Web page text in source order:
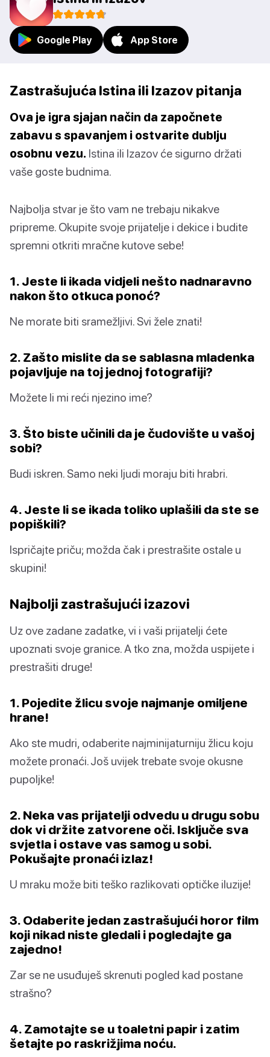
Google Play App Store
Zastrašujuća Istina ili Izazov pitanja
Ova je igra sjajan način da započnete
zabavu s spavanjem i ostvarite dublju
osobnu vezu. Istina ili Izazov će sigurno držati
vaše goste budnima.
Najbolja stvar je što vam ne trebaju nikakve
pripreme. Okupite svoje prijatelje i dekice i budite
spremni otkriti mračne kutove sebe!
1. Jeste li ikada vidjeli nešto nadnaravno
nakon što otkuca ponoć?
Ne morate biti sramežljivi. Svi žele znati!
2. Zašto mislite da se sablasna mladenka
pojavljuje na toj jednoj fotografiji?
Možete li mi reći njezino ime?
3. Što biste učinili da je čudovište u vašoj
sobi?
Budi iskren. Samo neki ljudi moraju biti hrabri.
4. Jeste li se ikada toliko uplašili da ste se
popiškili?
Ispričajte priču; možda čak i prestrašite ostale u
skupini!
Najbolji zastrašujući izazovi
Uz ove zadane zadatke, vi i vaši prijatelji ćete
upoznati svoje granice. A tko zna, možda uspijete i
prestrašiti druge!
1. Pojedite žlicu svoje najmanje omiljene
hrane!
Ako ste mudri, odaberite najminijaturniju žlicu koju
možete pronaći. Još uvijek trebate svoje okusne
pupoljke!
2. Neka vas prijatelji odvedu u drugu sobu
dok vi držite zatvorene oči. Isključe sva
svjetla i ostave vas samog u sobi.
Pokušajte pronaći izlaz!
U mraku može biti teško razlikovati optičke iluzije!
3. Odaberite jedan zastrašujući horor film
koji nikad niste gledali i pogledajte ga
zajedno!
Zar se ne usuđuješ skrenuti pogled kad postane
strašno?
4. Zamotajte se u toaletni papir i zatim
šetajte po raskrižjima noću.